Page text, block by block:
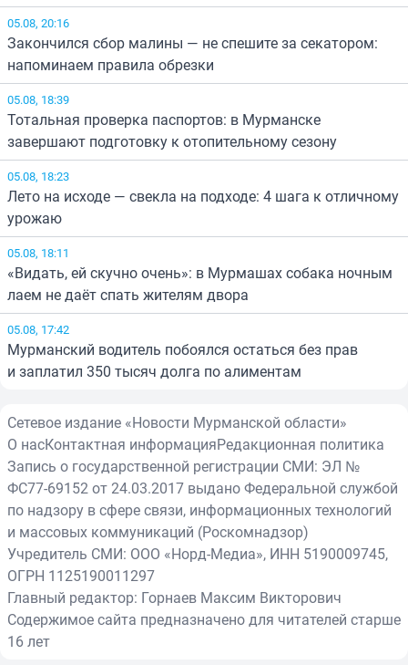
05.08, 20:16
Закончился сбор малины — не спешите за секатором:
напоминаем правила обрезки
05.08, 18:39
Тотальная проверка паспортов: в Мурманске
завершают подготовку к отопительному сезону
05.08, 18:23
Лето на исходе — свекла на подходе: 4 шага к отличному
урожаю
05.08, 18:11
«Видать, ей скучно очень»: в Мурмашах собака ночным
лаем не даёт спать жителям двора
05.08, 17:42
Мурманский водитель побоялся остаться без прав
и заплатил 350 тысяч долга по алиментам
Сетевое издание «Новости Мурманской области»
О насКонтактная информацияРедакционная политика
Запись о государственной регистрации СМИ: ЭЛ №
ФС77-69152 от 24.03.2017 выдано Федеральной службой
по надзору в сфере связи, информационных технологий
и массовых коммуникаций (Роскомнадзор)
Учредитель СМИ: ООО «Норд-Медиа», ИНН 5190009745,
ОГРН 1125190011297
Главный редактор: Горнаев Максим Викторович
Содержимое сайта предназначено для читателей старше
16 лет